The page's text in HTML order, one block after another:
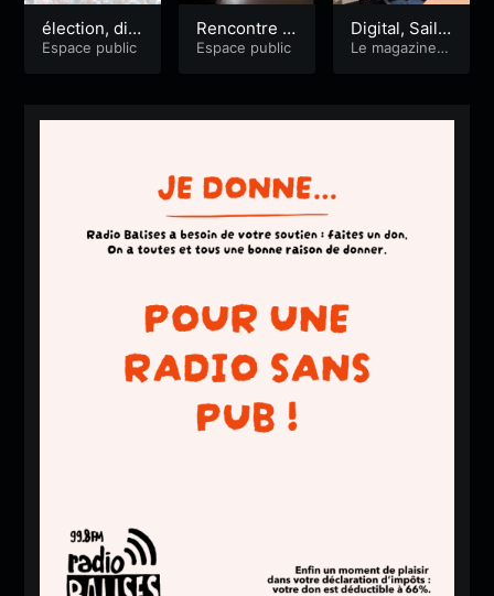
élection, dis
solution, éle
Espace public
Rencontre U
DB / LFI
Espace public
Digital, Saili
z, viager et
Le magazine d